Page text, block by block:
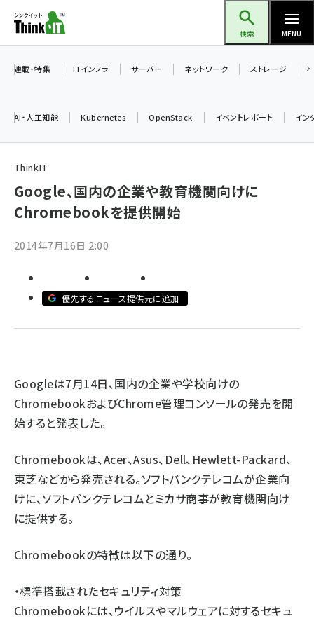
ン
ツ
検索 MENU
加藤銘のチーム貢献～仲間と築いた勝利の絆～ (2304)
iot女子会 (2263)
genai (1473)
連載・特集 ITインフラ サーバー ネットワーク ストレージ
AI・人工知能 Kubernetes OpenStack イベントレポート イン
ThinkIT
Google、国内の企業や教育機関向けに
Chromebookを提供開始
2014年7月16日 2:00
優先するニュース提供元に追加
Googleは7月14日、国内の企業や学校向けの
ChromebookおよびChrome管理コンソールの発売を開
始すると発表した。
Chromebookは、Acer、Asus、Dell、Hewlett-Packard、
東芝などから発売される。ソフトバンクテレコムが企業向
けに、ソフトバンクテレコムとミカサ商事が教育機関向け
に提供する。
Chromebookの特徴は以下の通り。
・標準搭載されたセキュリティ対策
Chromebookには、ウイルスやマルウェアに対するセキュ